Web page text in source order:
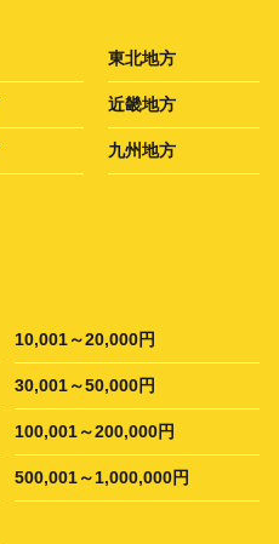
東北地方
近畿地方
九州地方
10,001～20,000円
30,001～50,000円
100,001～200,000円
500,001～1,000,000円